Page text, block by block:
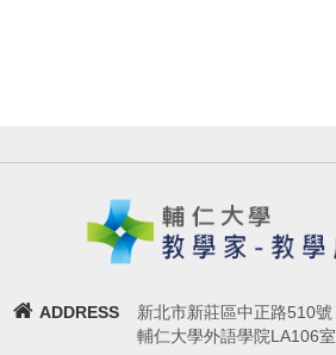
ADDRESS
新北市新莊區中正路510號
輔仁大學外語學院LA106室